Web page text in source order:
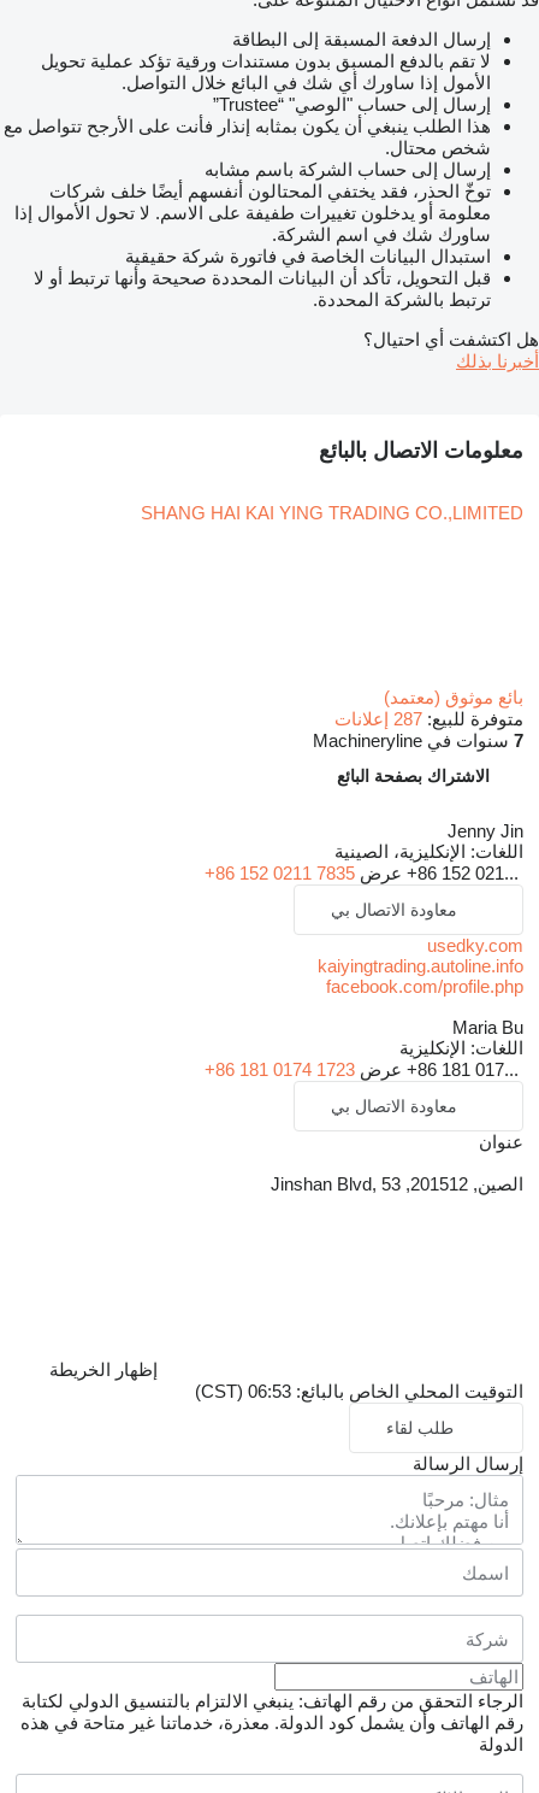
إرسال الدفعة المسبقة إلى البطاقة
لا تقم بالدفع المسبق بدون مستندات ورقية تؤكد عملية تحويل
الأمول إذا ساورك أي شك في البائع خلال التواصل.
إرسال إلى حساب "الوصي" “Trustee”
هذا الطلب ينبغي أن يكون بمثابه إنذار فأنت على الأرجح تتواصل مع
شخص محتال.
إرسال إلى حساب الشركة باسم مشابه
توخّ الحذر، فقد يختفي المحتالون أنفسهم أيضًا خلف شركات
معلومة أو يدخلون تغييرات طفيفة على الاسم. لا تحول الأموال إذا
ساورك شك في اسم الشركة.
استبدال البيانات الخاصة في فاتورة شركة حقيقية
قبل التحويل، تأكد أن البيانات المحددة صحيحة وأنها ترتبط أو لا
ترتبط بالشركة المحددة.
هل اكتشفت أي احتيال؟
أخبرنا بذلك
معلومات الاتصال بالبائع
SHANG HAI KAI YING TRADING CO.,LIMITED
بائع موثوق (معتمد)
متوفرة للبيع: 287 إعلانات
7 سنوات في Machineryline
الاشتراك بصفحة البائع
Jenny Jin
اللغات: الإنكليزية، الصينية
+86 152 021... عرض +86 152 0211 7835
معاودة الاتصال بي
usedky.com
kaiyingtrading.autoline.info
facebook.com/profile.php
Maria Bu
اللغات: الإنكليزية
+86 181 017... عرض +86 181 0174 1723
معاودة الاتصال بي
عنوان
الصين, 201512, Jinshan Blvd, 53
إظهار الخريطة
التوقيت المحلي الخاص بالبائع: 06:53 (CST)
طلب لقاء
إرسال الرسالة
الرجاء التحقق من رقم الهاتف: ينبغي الالتزام بالتنسيق الدولي لكتابة
رقم الهاتف وأن يشمل كود الدولة. معذرة، خدماتنا غير متاحة في هذه
الدولة